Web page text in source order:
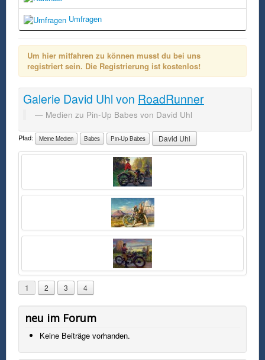
Umfragen
Um hier mitfahren zu können musst du bei uns
registriert sein. Die Registrierung ist kostenlos!
Galerie David Uhl von RoadRunner
Medien zu Pin-Up Babes von David Uhl
Pfad: Meine Medien Babes Pin-Up Babes David Uhl
1 2 3 4
neu im Forum
Keine Beiträge vorhanden.